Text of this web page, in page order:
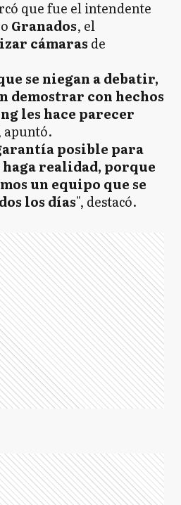
que fue el intendente
Granados, el
cámaras de
se niegan a debatir,
demostrar con hechos
les hace parecer
apuntó.
posible para
realidad, porque
un equipo que se
los días", destacó.